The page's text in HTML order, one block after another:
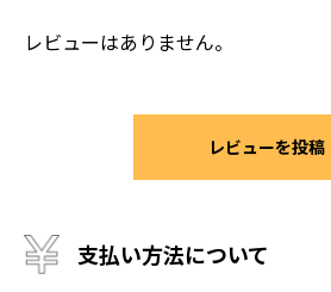
レビューはありません。
レビューを投稿
支払い方法について